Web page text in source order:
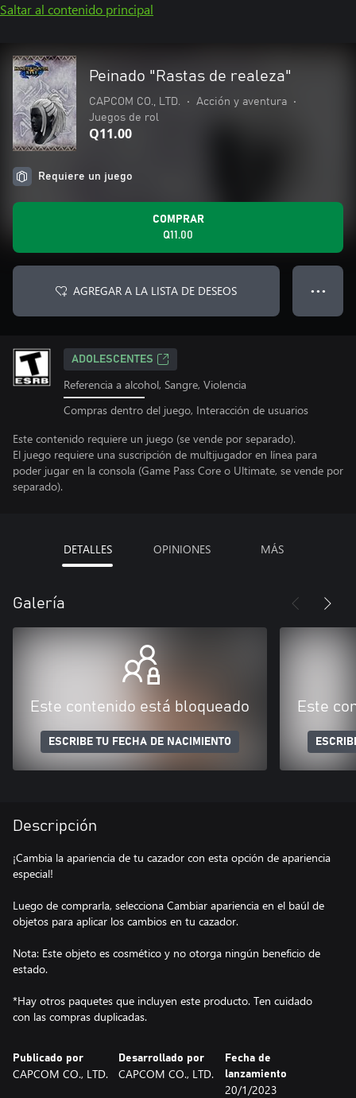
Saltar al contenido principal
Peinado "Rastas de realeza"
CAPCOM CO., LTD. • Acción y aventura
•
Juegos de rol
Q11.00
Requiere un juego
COMPRAR
Q11.00
AGREGAR A LA LISTA DE DESEOS ● ● ●
ADOLESCENTES
Referencia a alcohol, Sangre, Violencia
Compras dentro del juego, Interacción de usuarios
Este contenido requiere un juego (se vende por separado).
El juego requiere una suscripción de multijugador en línea para
poder jugar en la consola (Game Pass Core o Ultimate, se vende por
separado).
DETALLES OPINIONES MÁS
Galería
Este contenido está bloqueado
ESCRIBE TU FECHA DE NACIMIENTO
Este
Descripción
¡Cambia la apariencia de tu cazador con esta opción de apariencia
especial!
Luego de comprarla, selecciona Cambiar apariencia en el baúl de
objetos para aplicar los cambios en tu cazador.
Nota: Este objeto es cosmético y no otorga ningún beneficio de
estado.
*Hay otros paquetes que incluyen este producto. Ten cuidado
con las compras duplicadas.
Publicado por
CAPCOM CO., LTD.
Desarrollado por
CAPCOM CO., LTD.
Fecha de
lanzamiento
20/1/2023